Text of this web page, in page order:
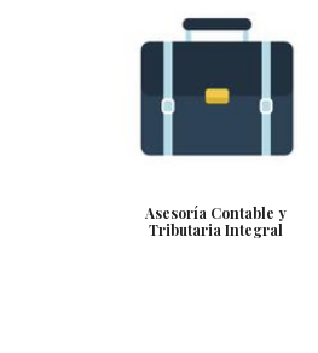
Asesoría Contable y
Tributaria Integral